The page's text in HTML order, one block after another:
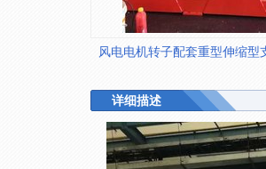
风电电机转子配套重型伸缩型
详细描述